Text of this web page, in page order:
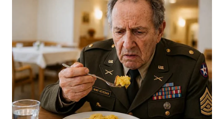
TOBA
WN
NIAS
WN